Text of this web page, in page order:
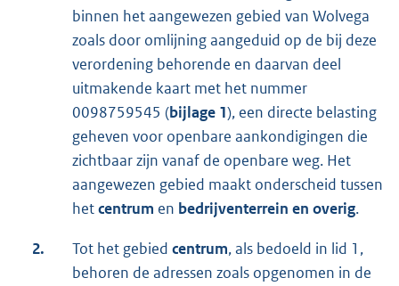
binnen het aangewezen gebied van Wolvega
zoals door omlijning aangeduid op de bij deze
verordening behorende en daarvan deel
uitmakende kaart met het nummer
0098759545 (bijlage 1), een directe belasting
geheven voor openbare aankondigingen die
zichtbaar zijn vanaf de openbare weg. Het
aangewezen gebied maakt onderscheid tussen
hetcentrum en bedrijventerrein en overig.
2. Tot het gebied centrum, als bedoeld in lid 1,
behoren de adressen zoals opgenomen in de